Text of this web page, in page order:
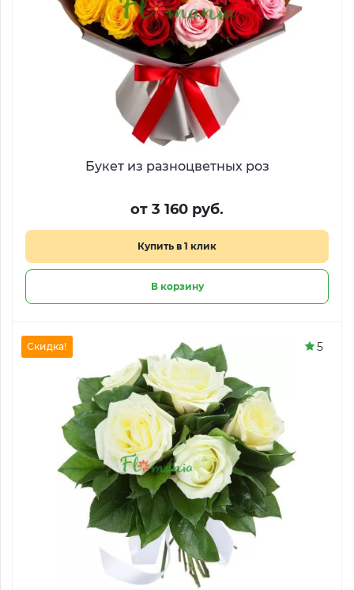
Букет из разноцветных роз
от 3 160 руб.
Купить в 1 клик
В корзину
Скидка! 5